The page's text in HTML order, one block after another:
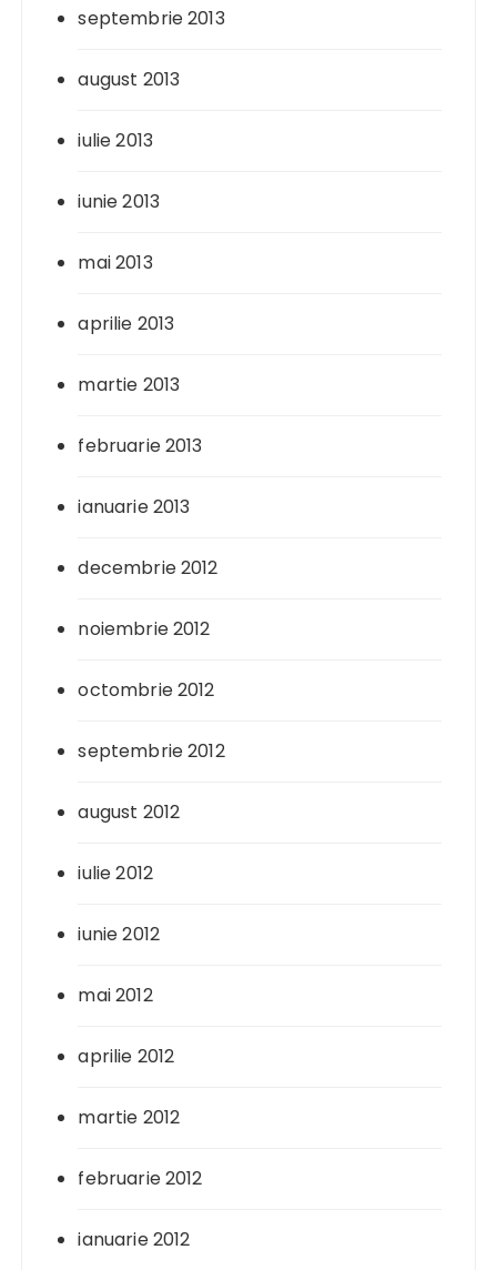
septembrie 2013
august 2013
iulie 2013
iunie 2013
mai 2013
aprilie 2013
martie 2013
februarie 2013
ianuarie 2013
decembrie 2012
noiembrie 2012
octombrie 2012
septembrie 2012
august 2012
iulie 2012
iunie 2012
mai 2012
aprilie 2012
martie 2012
februarie 2012
ianuarie 2012